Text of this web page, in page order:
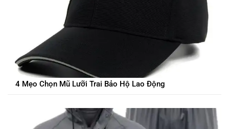
4 Mẹo Chọn Mũ Lưỡi Trai Bảo Hộ Lao Động